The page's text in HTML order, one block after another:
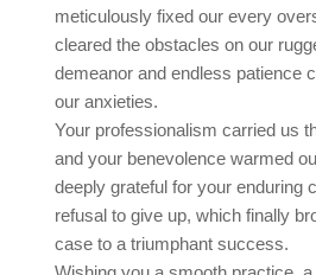
meticulously fixed our every
cleared the obstacles on our
demeanor and endless patience
our anxieties.
Your professionalism carried us
and your benevolence warmed
deeply grateful for your enduring
refusal to give up, which finally
case to a triumphant success.